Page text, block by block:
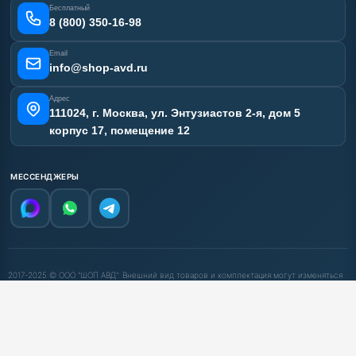
Наши работы
Карта сайта
Бесплатный
8 (800) 350-16-98
Email
info@shop-avd.ru
Адрес
111024, г. Москва, ул. Энтузиастов 2-я, дом 5
корпус 17, помещение 12
МЕССЕНДЖЕРЫ
2017-2025 © ООО "ШОП АВД". Внешний вид товаров и комплектация могут изменяться